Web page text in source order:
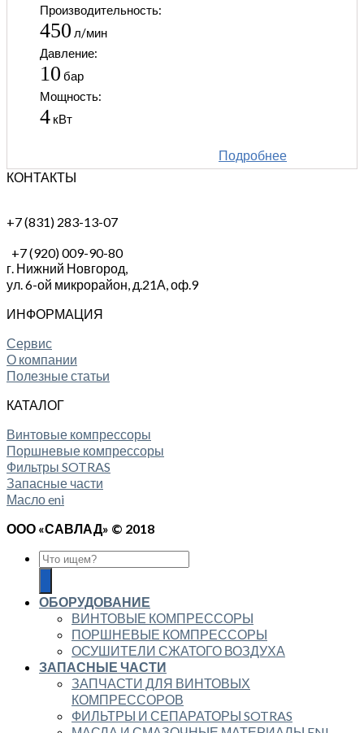
Производительность:
450 л/мин
Давление:
10 бар
Мощность:
4 кВт
Подробнее
КОНТАКТЫ
+7 (831) 283-13-07
+7 (920) 009-90-80
г. Нижний Новгород,
ул. 6-ой микрорайон, д.21А, оф.9
ИНФОРМАЦИЯ
Сервис
О компании
Полезные статьи
КАТАЛОГ
Винтовые компрессоры
Поршневые компрессоры
Фильтры SOTRAS
Запасные части
Масло eni
ООО «САВЛАД» © 2018
ОБОРУДОВАНИЕ
ВИНТОВЫЕ КОМПРЕССОРЫ
ПОРШНЕВЫЕ КОМПРЕССОРЫ
ОСУШИТЕЛИ СЖАТОГО ВОЗДУХА
ЗАПАСНЫЕ ЧАСТИ
ЗАПЧАСТИ ДЛЯ ВИНТОВЫХ
КОМПРЕССОРОВ
ФИЛЬТРЫ И СЕПАРАТОРЫ SOTRAS